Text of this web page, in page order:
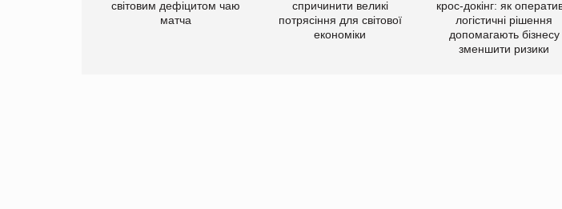
світовим дефіцитом чаю
матча
спричинити великі
потрясіння для світової
економіки
крос-докінг: як
логістичні рішення
допомагають бізнесу
зменшити ризики